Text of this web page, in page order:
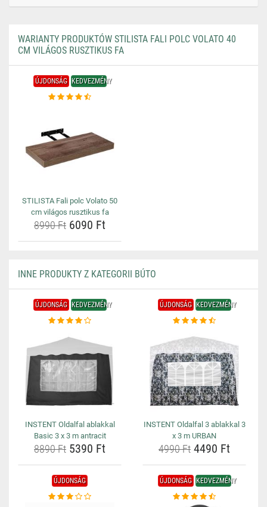
WARIANTY PRODUKTÓW STILISTA FALI POLC VOLATO 40
CM VILÁGOS RUSZTIKUS FA
ÚJDONSÁG KEDVEZMÉNY
STILISTA Fali polc Volato 50
cm világos rusztikus fa
8990 Ft 6090 Ft
INNE PRODUKTY Z KATEGORII BÚTO
ÚJDONSÁG KEDVEZMÉNY
INSTENT Oldalfal ablakkal
Basic 3 x 3 m antracit
8890 Ft 5390 Ft
ÚJDONSÁG KEDVEZMÉNY
INSTENT Oldalfal 3 ablakkal 3
x 3 m URBAN
4990 Ft 4490 Ft
ÚJDONSÁG ÚJDONSÁG KEDVEZMÉNY